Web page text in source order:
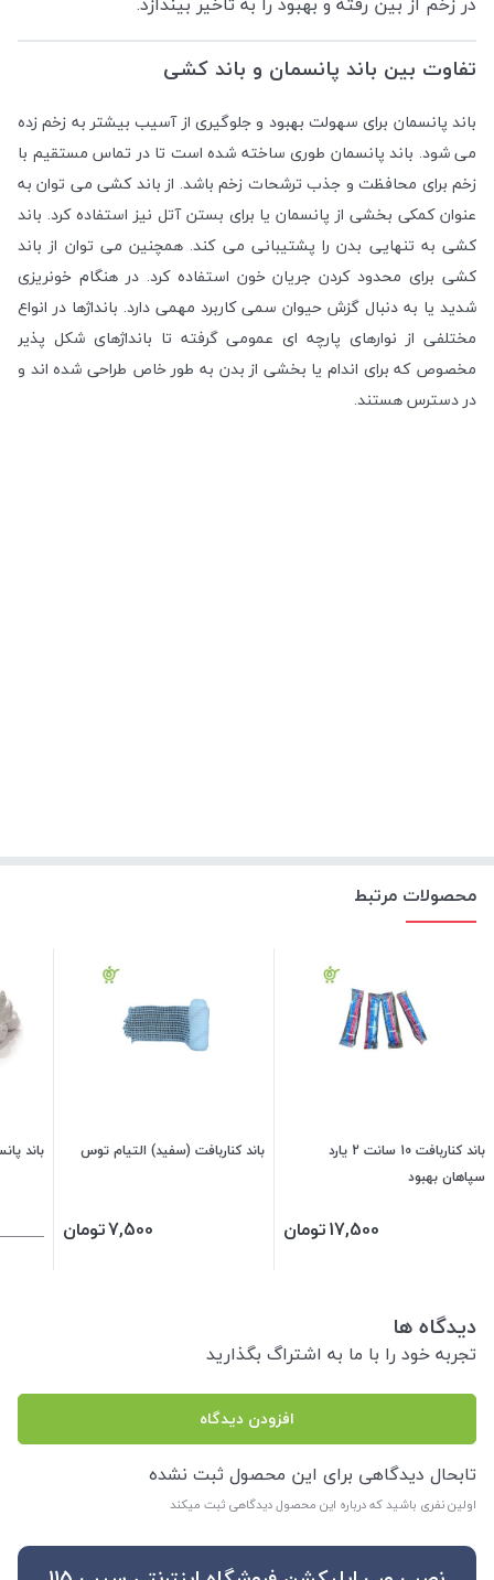
تفاوت بین باند پانسمان و باند کشی
باند پانسمان برای سهولت بهبود و جلوگیری از آسیب بیشتر به زخم زده
می شود. باند پانسمان طوری ساخته شده است تا در تماس مستقیم با
زخم برای محافظت و جذب ترشحات زخم باشد. از باند کشی می توان به
عنوان کمکی بخشی از پانسمان یا برای بستن آتل نیز استفاده کرد. باند
کشی به تنهایی بدن را پشتیبانی می کند. همچنین می توان از باند
کشی برای محدود کردن جریان خون استفاده کرد. در هنگام خونریزی
شدید یا به دنبال گزش حیوان سمی کاربرد مهمی دارد. بانداژها در انواع
مختلفی از نوارهای پارچه ای عمومی گرفته تا بانداژهای شکل پذیر
مخصوص که برای اندام یا بخشی از بدن به طور خاص طراحی شده اند و
در دسترس هستند.
محصولات مرتبط
باند کناربافت 10 سانت 2 یارد
سپاهان بهبود
17,500تومان
باند کناربافت (سفید) التیام توس
7,500تومان
باند
دیدگاه ها
تجربه خود را با ما به اشتراگ بگذارید
افزودن دیدگاه
تابحال دیدگاهی برای این محصول ثبت نشده
اولین نفری باشید که درباره این محصول دیدگاهی ثبت میکند